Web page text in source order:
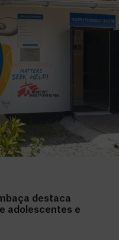
destaca
adolescentes e